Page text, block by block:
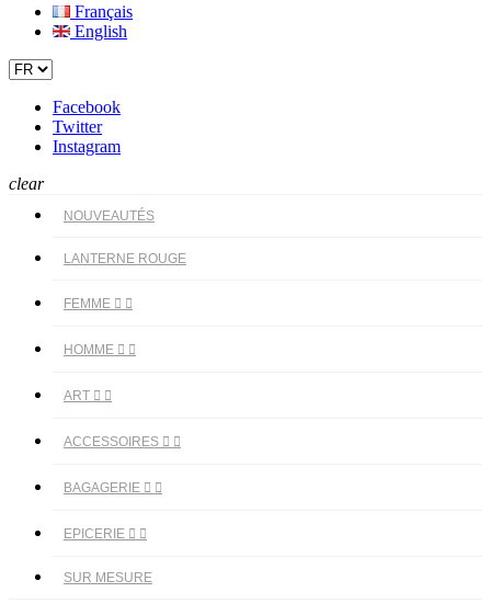
Français
English
Facebook
Twitter
Instagram
clear
NOUVEAUTÉS
LANTERNE ROUGE
FEMME  
HOMME  
ART  
ACCESSOIRES  
BAGAGERIE  
EPICERIE  
SUR MESURE